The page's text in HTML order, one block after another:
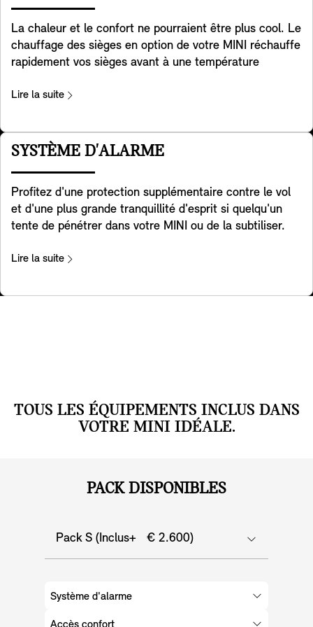
La chaleur et le confort ne pourraient être plus cool. Le
chauffage des sièges en option de votre MINI réchauffe
rapidement vos sièges avant à une température
vous réchauffer et vous détendre lorsqu'il fait froid
surface de contact du dossier pour un confort total. De
plus, la chaleur peut être distribuée comme vous le
Lire la suite
SYSTÈME D'ALARME
Profitez d'une protection supplémentaire contre le vol
et d'une plus grande tranquillité d'esprit si quelqu'un
tente de pénétrer dans votre MINI ou de la subtiliser.
position et aux vibrations en déclenchant un signal
Un voyant dans le rétroviseur intérieur indique que le
Lire la suite
TOUS LES ÉQUIPEMENTS INCLUS DANS
VOTRE MINI IDÉALE.
PACK DISPONIBLES
Pack S (Inclus+ € 2.600)
Système d'alarme